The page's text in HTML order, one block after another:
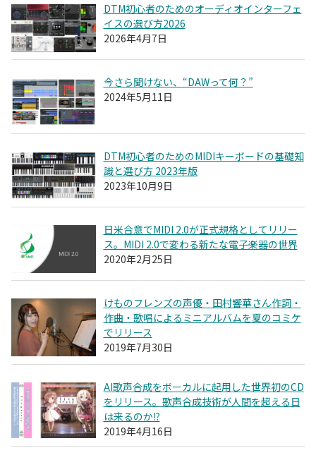
DTM初心者のためのオーディオインターフェ
イスの選び方2026
2026年4月7日
今さら聞けない、“DAWって何？”
2024年5月11日
DTM初心者のためのMIDIキーボードの基礎知
識と選び方 2023年版
2023年10月9日
日米合意でMIDI 2.0が正式規格としてリリー
ス。MIDI 2.0で変わる新たな電子楽器の世界
2020年2月25日
けものフレンズの声優・田村響華さん作詞・
作曲・歌唱によるミニアルバムを夏のコミケ
でリリース
2019年7月30日
AI歌声合成をボーカルに起用した世界初のCD
をリリース。歌声合成技術が人間を超える日
は来るのか!?
2019年4月16日